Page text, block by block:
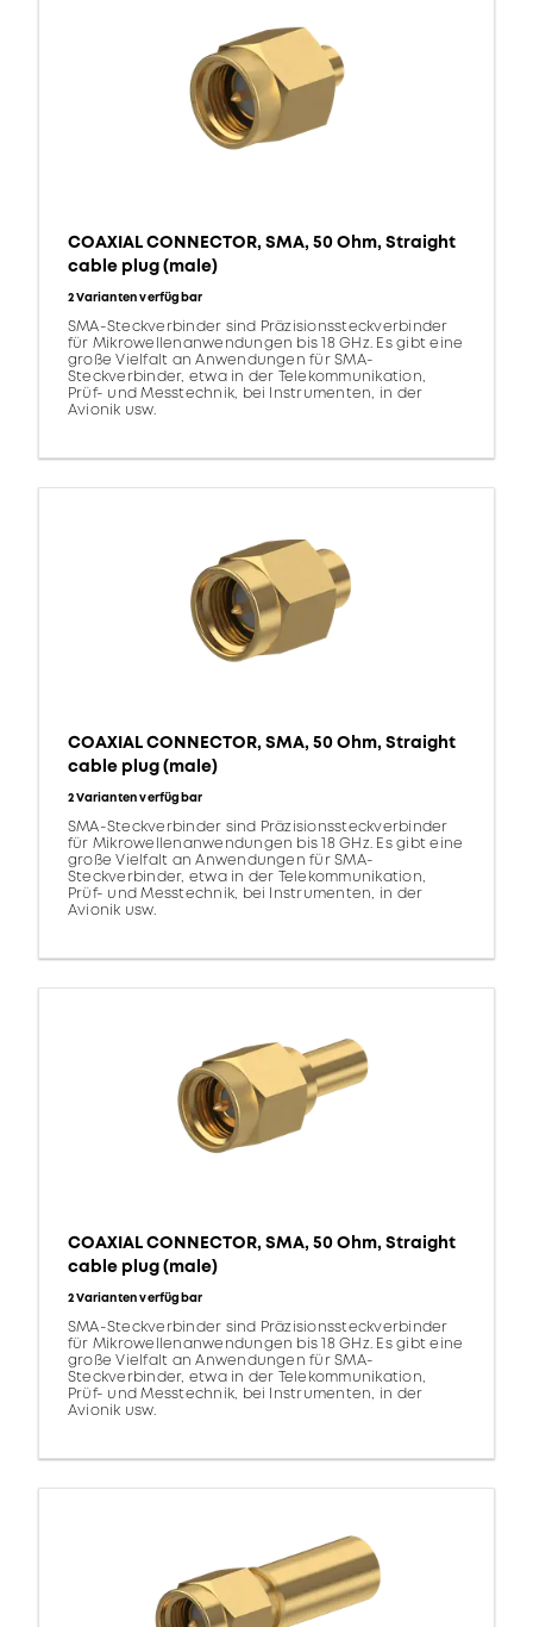
COAXIAL CONNECTOR, SMA, 50 Ohm, Straight
cable plug (male)
2 Varianten verfügbar
SMA-Steckverbinder sind Präzisionssteckverbinder
für Mikrowellenanwendungen bis 18 GHz. Es gibt eine
große Vielfalt an Anwendungen für SMA-
Steckverbinder, etwa in der Telekommunikation,
Prüf- und Messtechnik, bei Instrumenten, in der
Avionik usw.
COAXIAL CONNECTOR, SMA, 50 Ohm, Straight
cable plug (male)
2 Varianten verfügbar
SMA-Steckverbinder sind Präzisionssteckverbinder
für Mikrowellenanwendungen bis 18 GHz. Es gibt eine
große Vielfalt an Anwendungen für SMA-
Steckverbinder, etwa in der Telekommunikation,
Prüf- und Messtechnik, bei Instrumenten, in der
Avionik usw.
COAXIAL CONNECTOR, SMA, 50 Ohm, Straight
cable plug (male)
2 Varianten verfügbar
SMA-Steckverbinder sind Präzisionssteckverbinder
für Mikrowellenanwendungen bis 18 GHz. Es gibt eine
große Vielfalt an Anwendungen für SMA-
Steckverbinder, etwa in der Telekommunikation,
Prüf- und Messtechnik, bei Instrumenten, in der
Avionik usw.